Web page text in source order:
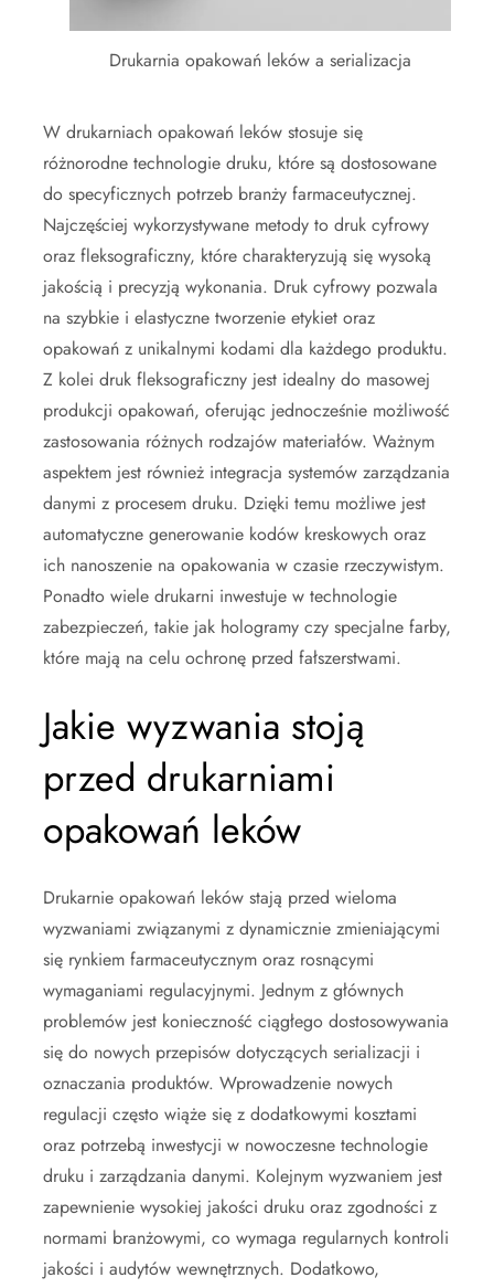
Drukarnia opakowań leków a serializacja
W drukarniach opakowań leków stosuje się
różnorodne technologie druku, które są dostosowane
do specyficznych potrzeb branży farmaceutycznej.
Najczęściej wykorzystywane metody to druk cyfrowy
oraz fleksograficzny, które charakteryzują się wysoką
jakością i precyzją wykonania. Druk cyfrowy pozwala
na szybkie i elastyczne tworzenie etykiet oraz
opakowań z unikalnymi kodami dla każdego produktu.
Z kolei druk fleksograficzny jest idealny do masowej
produkcji opakowań, oferując jednocześnie możliwość
zastosowania różnych rodzajów materiałów. Ważnym
aspektem jest również integracja systemów zarządzania
danymi z procesem druku. Dzięki temu możliwe jest
automatyczne generowanie kodów kreskowych oraz
ich nanoszenie na opakowania w czasie rzeczywistym.
Ponadto wiele drukarni inwestuje w technologie
zabezpieczeń, takie jak hologramy czy specjalne farby,
które mają na celu ochronę przed fałszerstwami.
Jakie wyzwania stoją
przed drukarniami
opakowań leków
Drukarnie opakowań leków stają przed wieloma
wyzwaniami związanymi z dynamicznie zmieniającymi
się rynkiem farmaceutycznym oraz rosnącymi
wymaganiami regulacyjnymi. Jednym z głównych
problemów jest konieczność ciągłego dostosowywania
się do nowych przepisów dotyczących serializacji i
oznaczania produktów. Wprowadzenie nowych
regulacji często wiąże się z dodatkowymi kosztami
oraz potrzebą inwestycji w nowoczesne technologie
druku i zarządzania danymi. Kolejnym wyzwaniem jest
zapewnienie wysokiej jakości druku oraz zgodności z
normami branżowymi, co wymaga regularnych kontroli
jakości i audytów wewnętrznych. Dodatkowo,